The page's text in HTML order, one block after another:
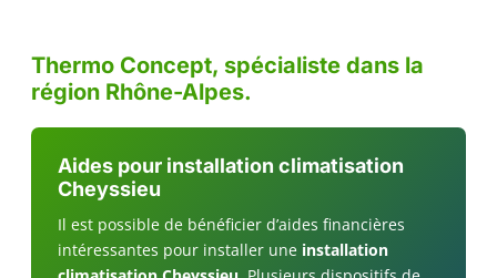
Thermo Concept, spécialiste dans la
région Rhône-Alpes.
Aides pour installation climatisation
Cheyssieu
Il est possible de bénéficier d’aides financières
intéressantes pour installer une installation